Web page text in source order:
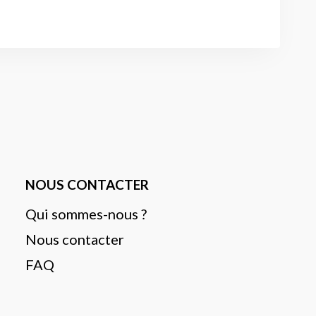
NOUS CONTACTER
Qui sommes-nous ?
Nous contacter
FAQ